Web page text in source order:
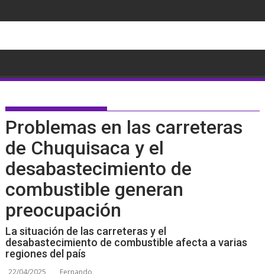
al
Problemas en las carreteras
de Chuquisaca y el
desabastecimiento de
combustible generan
preocupación
La situación de las carreteras y el
desabastecimiento de combustible afecta a varias
regiones del país
22/04/2025 Fernando